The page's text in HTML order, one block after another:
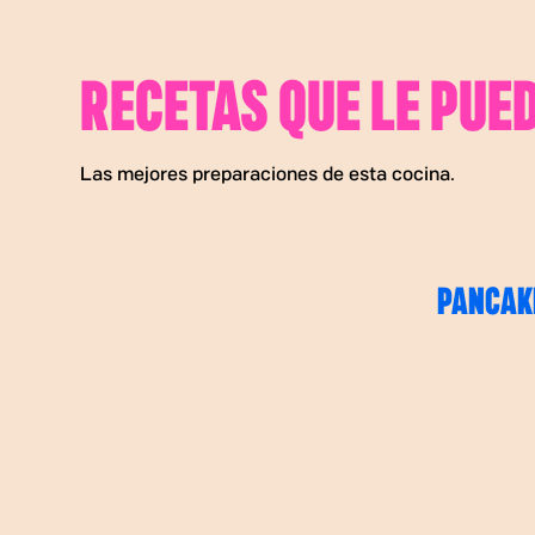
RECETAS QUE LE
Las mejores preparaciones de esta cocina.